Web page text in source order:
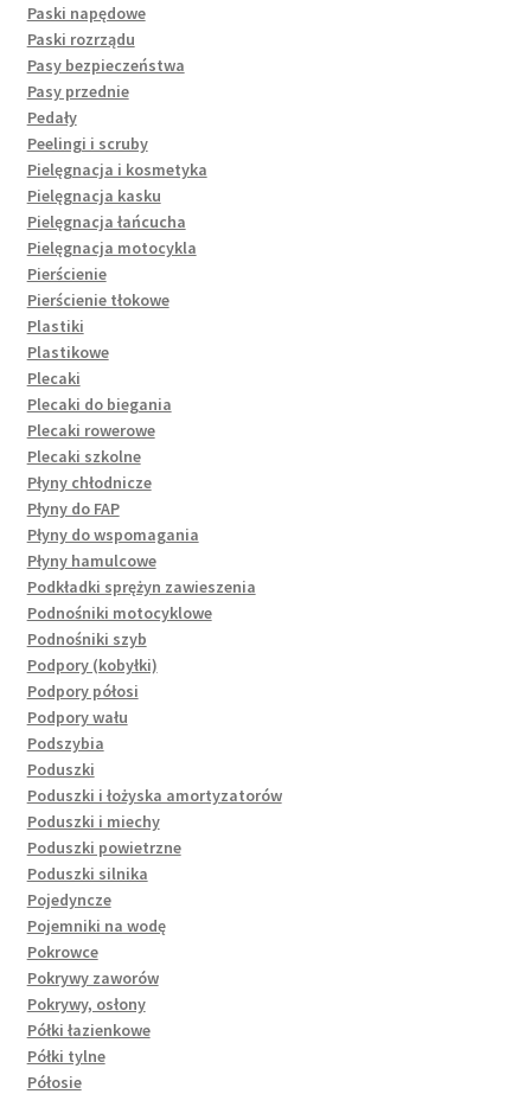
Paski napędowe
Paski rozrządu
Pasy bezpieczeństwa
Pasy przednie
Pedały
Peelingi i scruby
Pielęgnacja i kosmetyka
Pielęgnacja kasku
Pielęgnacja łańcucha
Pielęgnacja motocykla
Pierścienie
Pierścienie tłokowe
Plastiki
Plastikowe
Plecaki
Plecaki do biegania
Plecaki rowerowe
Plecaki szkolne
Płyny chłodnicze
Płyny do FAP
Płyny do wspomagania
Płyny hamulcowe
Podkładki sprężyn zawieszenia
Podnośniki motocyklowe
Podnośniki szyb
Podpory (kobyłki)
Podpory półosi
Podpory wału
Podszybia
Poduszki
Poduszki i łożyska amortyzatorów
Poduszki i miechy
Poduszki powietrzne
Poduszki silnika
Pojedyncze
Pojemniki na wodę
Pokrowce
Pokrywy zaworów
Pokrywy, osłony
Półki łazienkowe
Półki tylne
Półosie